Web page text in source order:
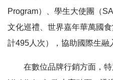
Program）、學生大使團（
文化巡禮、世界嘉年華萬國
計495人次），協助國際生融
在數位品牌行銷方面，